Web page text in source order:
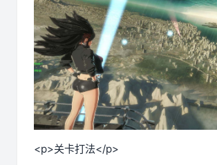
<p>关卡打法</p>